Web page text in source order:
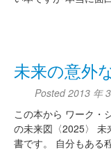
未来の意外
Posted2013 年
この本から ワーク・
の未来図〈2025〉 未
書です。 自分もある